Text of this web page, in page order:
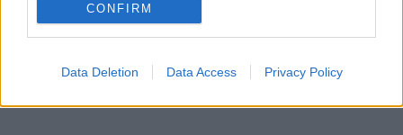
CONFIRM
Data Deletion Data Access Privacy Policy